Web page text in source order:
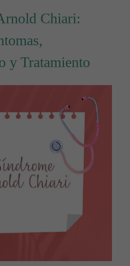
Chiari:
y Tratamiento